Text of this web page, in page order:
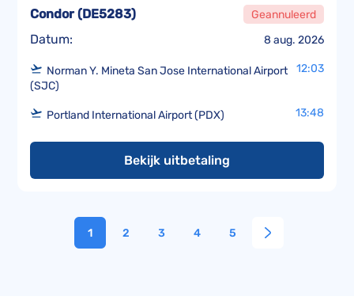
Datum: 8 aug. 2026
Condor(DE5283) Geannuleerd
Norman Y. Mineta San Jose International Airport
(SJC)
12:03
Portland International Airport (PDX) 13:48
Bekijk uitbetaling
1 2 3 4 5